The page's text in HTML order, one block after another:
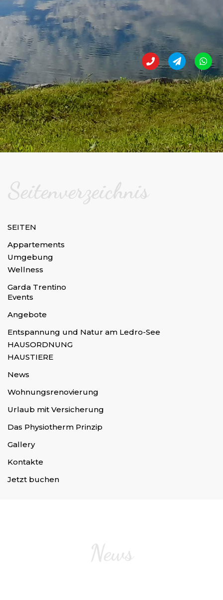
Seitenverzeichnis
SEITEN
Appartements
Umgebung
Wellness
Garda Trentino
Events
Angebote
Entspannung und Natur am Ledro-See
HAUSORDNUNG
HAUSTIERE
News
Wohnungsrenovierung
Urlaub mit Versicherung
Das Physiotherm Prinzip
Gallery
Kontakte
Jetzt buchen
News